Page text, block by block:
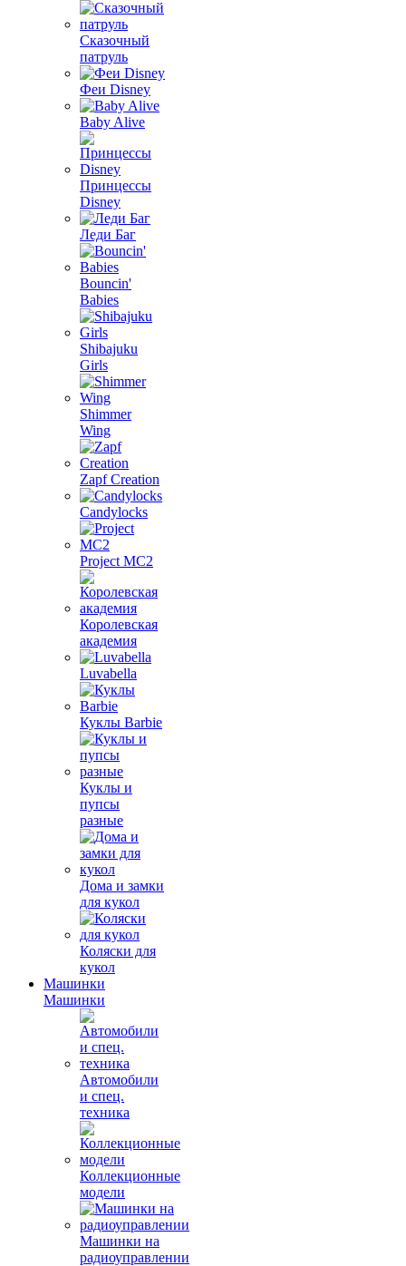
Сказочный
патруль
Феи Disney
Baby Alive
Принцессы
Disney
Леди Баг
Bouncin'
Babies
Shibajuku
Girls
Shimmer
Wing
Zapf Creation
Candylocks
Project MС2
Королевская
академия
Luvabella
Куклы Barbie
Куклы и
пупсы
разные
Дома и замки
для кукол
Коляски для
кукол
Машинки
Машинки
Автомобили
и спец.
техника
Коллекционные
модели
Машинки на
радиоуправлении